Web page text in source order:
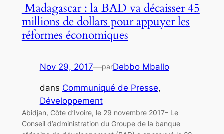
Madagascar : la BAD va décaisser 45
millions de dollars pour appuyer les
réformes économiques
Nov 29, 2017—parDebbo Mballo
dans Communiqué de Presse
Développement
Abidjan, Côte d’Ivoire, le 29 novembre 2017– Le
Conseil d’administration du Groupe de la banque